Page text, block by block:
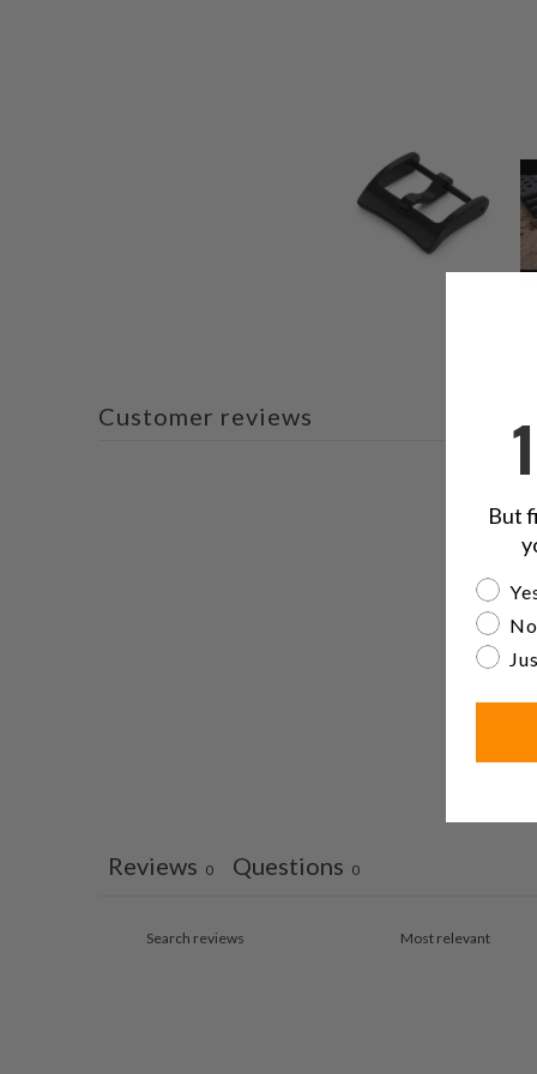
Customer reviews
Reviews 0 Questions 0
But
Are